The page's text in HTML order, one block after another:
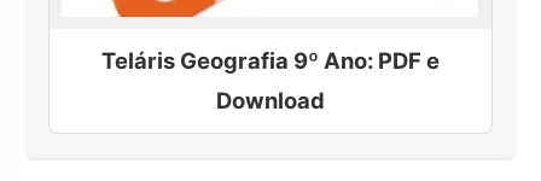
Teláris Geografia 9º Ano: PDF e
Download